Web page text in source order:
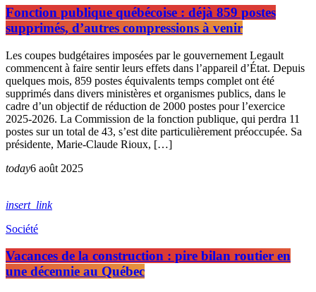
Fonction publique québécoise : déjà 859 postes
supprimés, d’autres compressions à venir
Les coupes budgétaires imposées par le gouvernement Legault
commencent à faire sentir leurs effets dans l’appareil d’État. Depuis
quelques mois, 859 postes équivalents temps complet ont été
supprimés dans divers ministères et organismes publics, dans le
cadre d’un objectif de réduction de 2000 postes pour l’exercice
2025-2026. La Commission de la fonction publique, qui perdra 11
postes sur un total de 43, s’est dite particulièrement préoccupée. Sa
présidente, Marie-Claude Rioux, […]
today6 août 2025
insert_link
Société
Vacances de la construction : pire bilan routier en
une décennie au Québec